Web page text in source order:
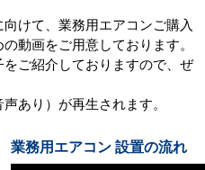
けて、業務用エアコンご購入
動画をご用意しております。
ご紹介しておりますので、ぜ
あり）が再生されます。
業務用エアコン 設置の流れ